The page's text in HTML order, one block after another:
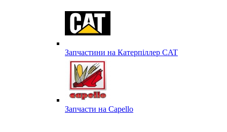
Запчастини на Катерпіллер CAT
Запчасти на Capello